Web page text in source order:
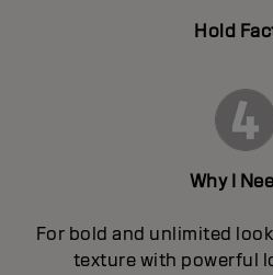
Hold
Why I
For bold and unlimited
texture with powerful